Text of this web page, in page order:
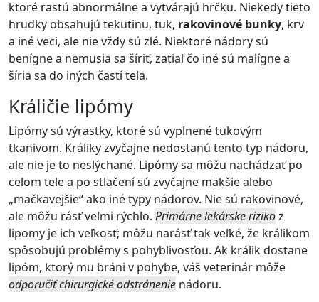
ktoré rastú abnormálne a vytvárajú hrčku. Niekedy tieto
hrudky obsahujú tekutinu, tuk, rakovinové bunky, krv
a iné veci, ale nie vždy sú zlé. Niektoré nádory sú
benígne a nemusia sa šíriť, zatiaľ čo iné sú malígne a
šíria sa do iných častí tela.
Králičie lipómy
Lipómy sú výrastky, ktoré sú vyplnené tukovým
tkanivom. Králiky zvyčajne nedostanú tento typ nádoru,
ale nie je to neslýchané. Lipómy sa môžu nachádzať po
celom tele a po stlačení sú zvyčajne mäkšie alebo
„mačkavejšie“ ako iné typy nádorov. Nie sú rakovinové,
ale môžu rásť veľmi rýchlo. Primárne lekárske rizikoz
lipomy je ich veľkosť; môžu narásť tak veľké, že králikom
spôsobujú problémy s pohyblivosťou. Ak králik dostane
lipóm, ktorý mu bráni v pohybe, váš veterinár môže
odporučiť chirurgické odstránenie nádoru.